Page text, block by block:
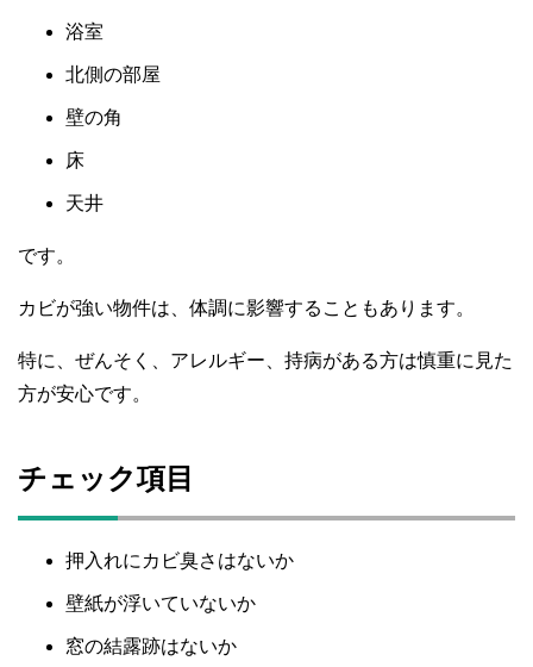
浴室
北側の部屋
壁の角
床
天井
です。
カビが強い物件は、体調に影響することもあります。
特に、ぜんそく、アレルギー、持病がある方は慎重に見た
方が安心です。
チェック項目
押入れにカビ臭さはないか
壁紙が浮いていないか
窓の結露跡はないか